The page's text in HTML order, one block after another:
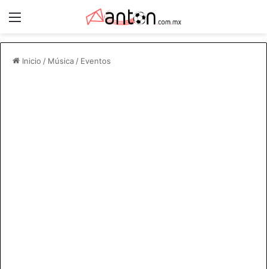
Menú
Inicio / Música / Eventos